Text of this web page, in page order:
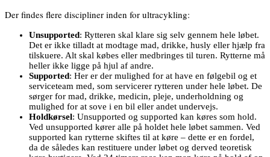
Der findes flere discipliner inden for ultracykling:
Unsupported: Rytteren skal klare sig selv gennem hele løbet.
Det er ikke tilladt at modtage mad, drikke, husly eller hjælp fra
tilskuere. Alt skal købes eller medbringes til turen. Rytterne må
heller ikke ligge på hjul af andre.
Supported: Her er der mulighed for at have en følgebil og et
serviceteam med, som servicerer rytteren under hele løbet. De
sørger for mad, drikke, medicin, pleje, underholdning og
mulighed for at sove i en bil eller andet undervejs.
Holdkørsel: Unsupported og supported kan køres som hold.
Ved unsupported kører alle på holdet hele løbet sammen. Ved
supported kan rytterne skiftes til at køre – dette er en fordel,
da de således kan restituere under løbet og derved teoretisk